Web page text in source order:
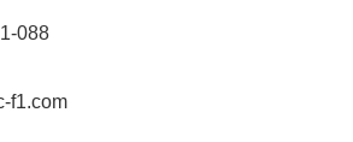
088
f1.com